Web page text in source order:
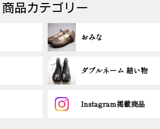
商品カテゴリー
おみな
ダブルネーム 結い物
Instagram掲載商品